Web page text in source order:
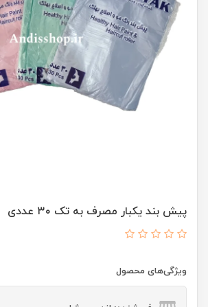
پیش بند یکبار مصرف به تک ۳۰ عددی
ویژگی‌های محصول